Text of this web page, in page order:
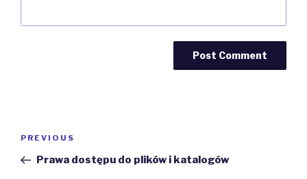
Previous
Post
PREVIOUS
Prawa dostępu do plików i katalogów